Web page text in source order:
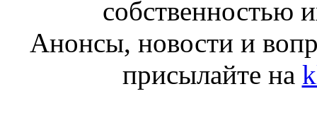
собственностью
Анонсы, новости и
присылайте на